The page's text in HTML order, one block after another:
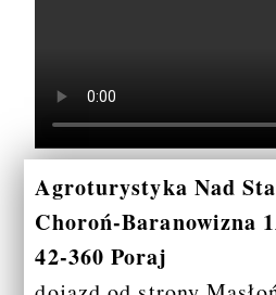
Agroturystyka Nad
Choroń-Baranowizna
42-360 Poraj